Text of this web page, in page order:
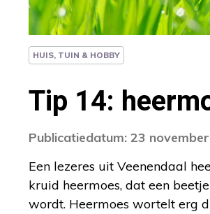
HUIS, TUIN & HOBBY
Tip 14:
Publicatiedatum: 23
Een lezeres uit Veenendaal
kruid heermoes, dat een
wordt. Heermoes wortelt erg